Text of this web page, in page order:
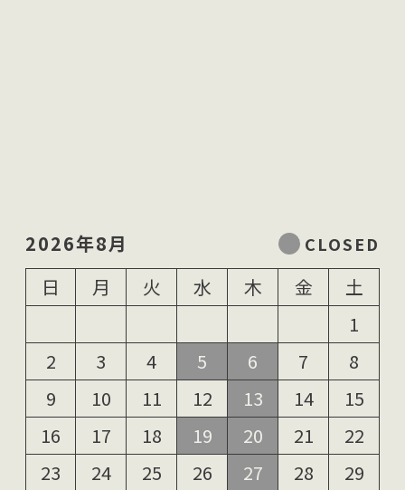
2026年8月
日
月 火 水 木 金
土
1
2
3 4 5 6 7
8
9
10 11 12 13 14
15
16
17 18 19 20 21
22
23
24 25 26 27 28
29